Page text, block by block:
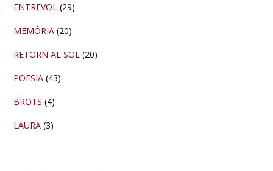
ENTREVOL (29)
MEMÒRIA (20)
RETORN AL SOL (20)
POESIA (43)
BROTS (4)
LAURA (3)